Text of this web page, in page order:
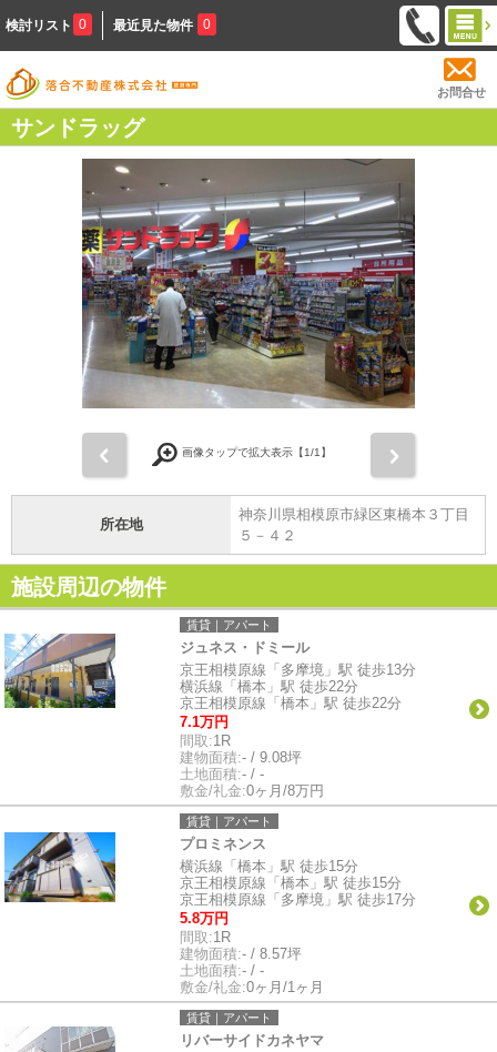
検討リスト 0 最近見た物件 0
お問合せ
サンドラッグ
画像タップで拡大表示【1/1】
所在地
神奈川県相模原市緑区東橋本３丁目
５－４２
施設周辺の物件
賃貸｜アパート
ジュネス・ドミール
京王相模原線「多摩境」駅 徒歩13分
横浜線「橋本」駅 徒歩22分
京王相模原線「橋本」駅 徒歩22分
7.1万円
間取:1R
建物面積:- / 9.08坪
土地面積:- / -
敷金/礼金:0ヶ月/8万円
賃貸｜アパート
プロミネンス
横浜線「橋本」駅 徒歩15分
京王相模原線「橋本」駅 徒歩15分
京王相模原線「多摩境」駅 徒歩17分
5.8万円
間取:1R
建物面積:- / 8.57坪
土地面積:- / -
敷金/礼金:0ヶ月/1ヶ月
賃貸｜アパート
リバーサイドカネヤマ